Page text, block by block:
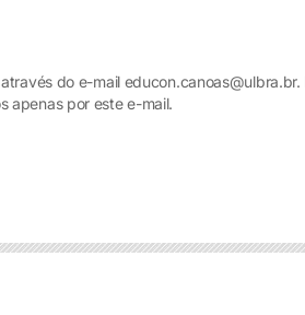
do e-mail educon.canoas@ulbra.br.
apenas por este e-mail.